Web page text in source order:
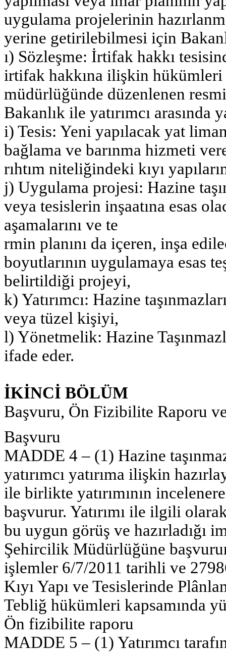
uygulama projelerinin
yerine getirilebilmesi için
ı) Sözleşme: İrtifak hakkı
irtifak hakkına ilişkin
müdürlüğünde düzenlenen
Bakanlık ile yatırımcı arasında
i) Tesis: Yeni yapılacak yat
bağlama ve barınma hizmeti
rıhtım niteliğindeki kıyı
j) Uygulama projesi: Hazine
veya tesislerin inşaatına esas
aşamalarını ve te
rmin planını da içeren, inşa
boyutlarının uygulamaya esas
belirtildiği projeyi,
k) Yatırımcı: Hazine
veya tüzel kişiyi,
l) Yönetmelik: Hazine
ifade eder.
İKİNCİ BÖLÜM
Başvuru, Ön Fizibilite Raporu
Başvuru
MADDE 4 – (1) Hazine
yatırımcı yatırıma ilişkin
ile birlikte yatırımının
başvurur. Yatırımı ile ilgili
bu uygun görüş ve hazırladığı
Şehircilik Müdürlüğüne
işlemler 6/7/2011 tarihli ve
Kıyı Yapı ve Tesislerinde
Tebliğ hükümleri kapsamında
Ön fizibilite raporu
MADDE 5 – (1) Yatırımcı